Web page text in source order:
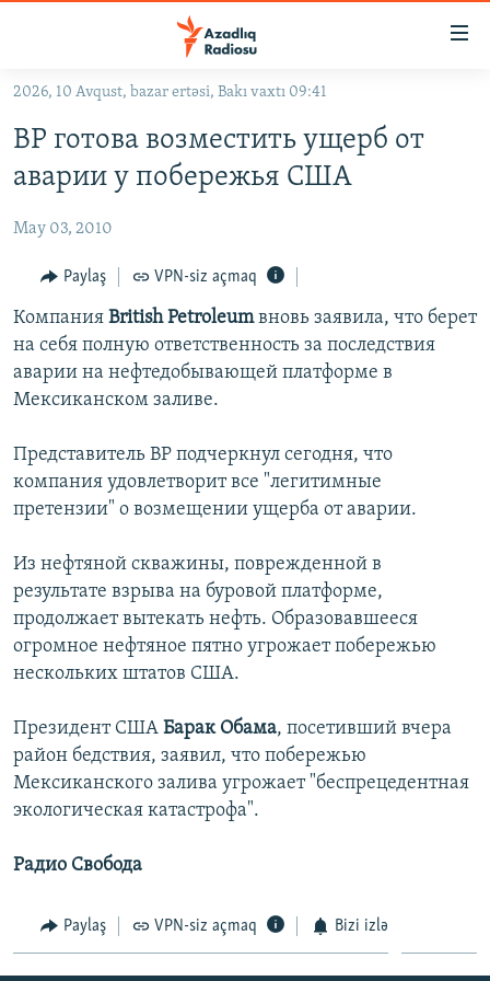
Əsas
qayıt
Əsas
naviqasiyaya
qayıt
KORRUPSIOMETR
#ƏSLINDƏ
FƏRQƏ BAX
QANUNI DOĞRU
ARAŞDIRMA
MULTIMEDIA
İNFOQRAFIKA
KARIKATURA
AZƏRBAYCAN ƏDƏBIYYATI KITABXANASI
İSLAM VƏ DEMOKRATIYA
İZ - MƏDƏNIYYƏT PROQRAMI
HAQQIMIZDA
MISSIYAMIZ
PEŞƏ ETIKASI VƏ JURNALISTIKA STANDARTLARIMIZ
MATERIALLARIMIZDAN ISTIFADƏ
AZADLIQRADIOSU MOBIL TELEFONUNUZDA
BIZIMLƏ ƏLAQƏ
RFE/RL-in bütün saytları
2026, 10 Avqust, bazar ertəsi, Bakı vaxtı 09:41
BP готова возместить ущерб от
аварии у побережья США
May 03, 2010
Paylaş VPN-siz açmaq
Компания British Petroleumвновь заявила, что берет
на себя полную ответственность за последствия
аварии на нефтедобывающей платформе в
Мексиканском заливе.
Представитель BP подчеркнул сегодня, что
компания удовлетворит все "легитимные
претензии" о возмещении ущерба от аварии.
Из нефтяной скважины, поврежденной в
результате взрыва на буровой платформе,
продолжает вытекать нефть. Образовавшееся
огромное нефтяное пятно угрожает побережью
нескольких штатов США.
Президент США Барак Обама, посетивший вчера
район бедствия, заявил, что побережью
Мексиканского залива угрожает "беспрецедентная
экологическая катастрофа".
Радио Свобода
Paylaş VPN-siz açmaq Bizi izlə